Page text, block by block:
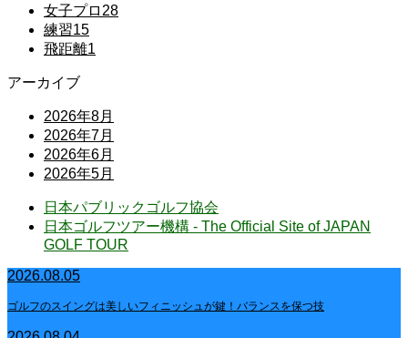
女子プロ 28
練習15
飛距離1
アーカイブ
2026年8月
2026年7月
2026年6月
2026年5月
日本パブリックゴルフ協会
日本ゴルフツアー機構 - The Official Site of JAPAN
GOLF TOUR
2026.08.05
ゴルフのスイングは美しいフィニッシュが鍵！バランスを保つ技